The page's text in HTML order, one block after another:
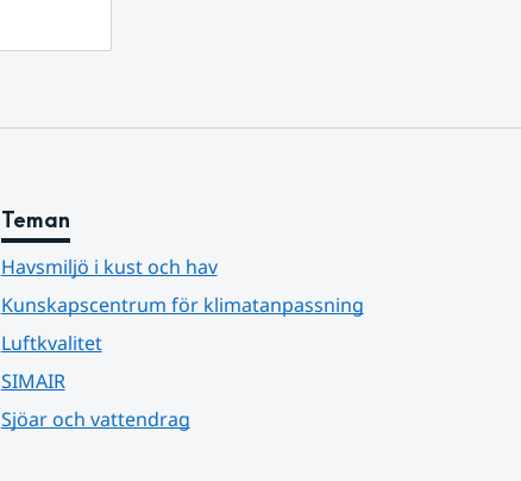
Teman
Havsmiljö i kust och hav
Kunskapscentrum för klimatanpassning
Luftkvalitet
SIMAIR
Sjöar och vattendrag